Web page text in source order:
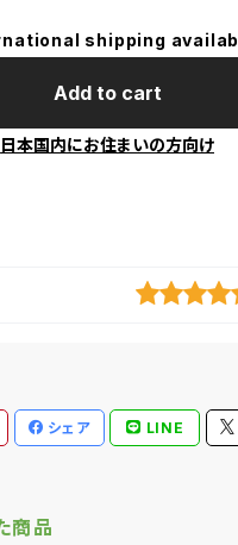
shipping
Add to cart
日本国内にお住まいの方向け
シェア LINE
商品